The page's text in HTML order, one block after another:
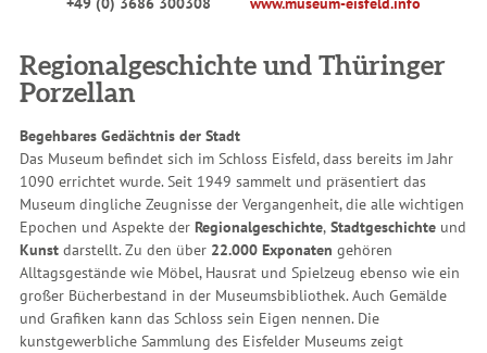
Regionalgeschichte und Thüringer
Porzellan
Begehbares Gedächtnis der Stadt
Das Museum befindet sich im Schloss Eisfeld, dass bereits im Jahr
1090 errichtet wurde. Seit 1949 sammelt und präsentiert das
Museum dingliche Zeugnisse der Vergangenheit, die alle wichtigen
Epochen und Aspekte der Regionalgeschichte, Stadtgeschichte und
Kunst darstellt. Zu den über 22.000 Exponaten gehören
Alltagsgestände wie Möbel, Hausrat und Spielzeug ebenso wie ein
großer Bücherbestand in der Museumsbibliothek. Auch Gemälde
und Grafiken kann das Schloss sein Eigen nennen. Die
kunstgewerbliche Sammlung des Eisfelder Museums zeigt